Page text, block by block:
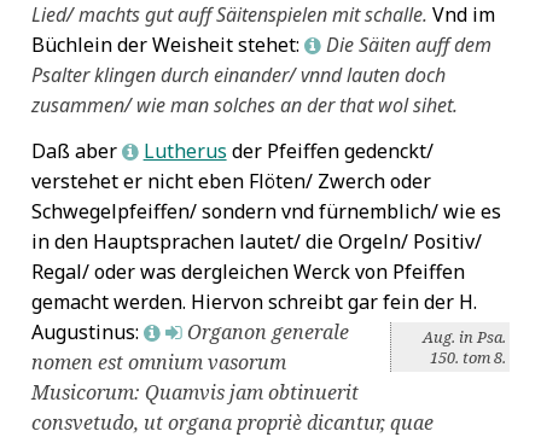
Lied/ machts gut auff Säitenspielen mit schalle. Vnd im
Büchlein der Weisheit stehet: L Die Säiten auff dem
Psalter klingen durch einander/ vnnd lauten doch
zusammen/ wie man solches an der that wol sihet.
Daß aber L Lutherus der Pfeiffen gedenckt/
verstehet er nicht eben Flöten/ Zwerch oder
Schwegelpfeiffen/ sondern vnd fürnemblich/ wie es
in den Hauptsprachen lautet/ die Orgeln/ Positiv/
Regal/ oder was dergleichen Werck von Pfeiffen
gemacht werden. Hiervon schreibt gar fein der H.
Augustinus:
Aug. in Psa.
150. tom 8.
L MOrganon generale
nomen est omnium vasorum
Musicorum: Quamvis jam obtinuerit
consvetudo, ut organa propriè dicantur, quae